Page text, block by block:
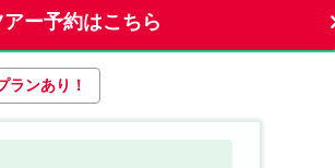
ー予約はこちら
ランあり！